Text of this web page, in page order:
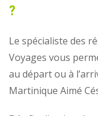
?
Le spécialiste des
Voyages vous
au départ ou à
Martinique Aimé